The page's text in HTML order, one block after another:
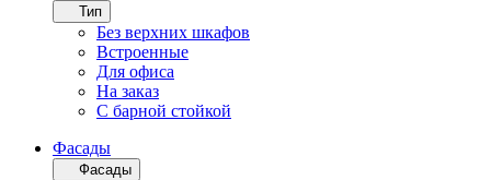
Тип
Без верхних шкафов
Встроенные
Для офиса
На заказ
С барной стойкой
Фасады
Фасады